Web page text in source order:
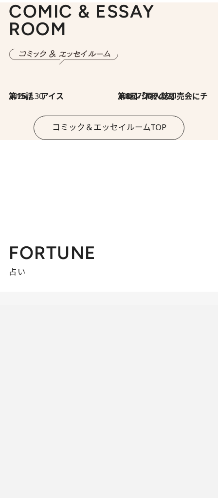
COMIC & ESSAY
ROOM
2026.7.30
第15話 アイス 2026.7.30
第8回「同人誌即売会にチャレンジ その2」
コミック＆エッセイルームTOP
FORTUNE
占い